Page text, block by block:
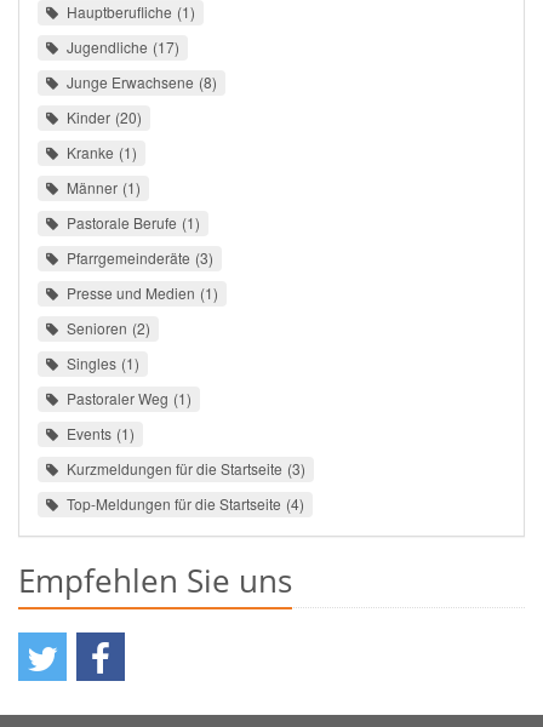
Hauptberufliche 1
Jugendliche 17
Junge Erwachsene 8
Kinder 20
Kranke 1
Männer 1
Pastorale Berufe 1
Pfarrgemeinderäte 3
Presse und Medien 1
Senioren 2
Singles 1
Pastoraler Weg 1
Events 1
Kurzmeldungen für die Startseite 3
Top-Meldungen für die Startseite 4
Empfehlen Sie uns